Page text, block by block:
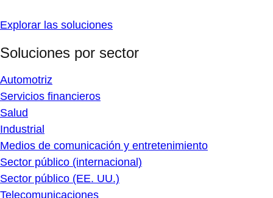
Explorar las soluciones
Soluciones por sector
Automotriz
Servicios financieros
Salud
Industrial
Medios de comunicación y entretenimiento
Sector público (internacional)
Sector público (EE. UU.)
Telecomunicaciones